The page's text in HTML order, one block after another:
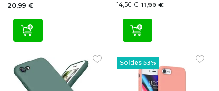
20,99 €
14,50 € 11,99 €
Soldes 53%